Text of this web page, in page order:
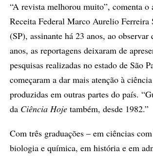
“A revista melhorou muito”, comenta o
Receita Federal Marco Aurelio Ferreira
(SP), assinante há 23 anos, ao observar
anos, as reportagens deixaram de
pesquisas realizadas no estado de São
começaram a dar mais atenção à
produzidas em outras partes do país.
da Ciência Hoje também, desde 1982.”
Com três graduações – em ciências
biologia e química, em história e em